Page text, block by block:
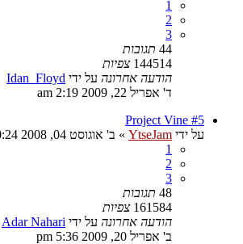
1
2
3
44 תגובות
144514 צפיות
הודעה אחרונה על ידי Idan_Floyd
ד' אפריל 22, 2009 2:19 am
Project Vine #5
על ידי YtseJam
» ב' אוגוסט 04, 2008 10:24 pm
1
2
3
48 תגובות
161584 צפיות
הודעה אחרונה על ידי Adar Nahari
ב' אפריל 20, 2009 5:36 pm